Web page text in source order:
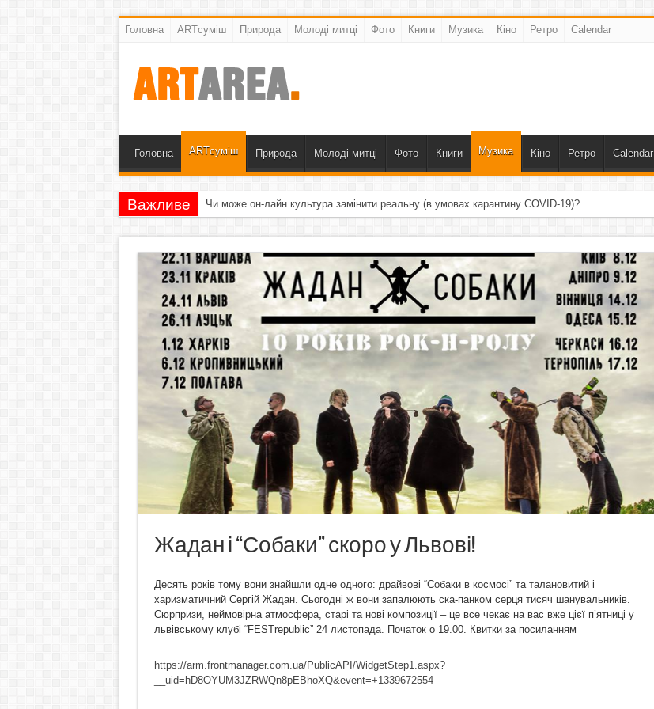
Головна ARTсуміш Природа Молоді митці Фото Книги Музика Кіно Ретро Calendar
Головна ARTсуміш Природа Молоді митці Фото Книги Музика Кіно Ретро Calendar
Важливе Чи може он-лайн культура замінити реальну (в умовах карантину COVID-19)?
Жадан і “Собаки” скоро у Львові!
Десять років тому вони знайшли одне одного: драйвові “Собаки в космосі” та талановитий і
харизматичний Сергій Жадан. Сьогодні ж вони запалюють ска-панком серця тисяч шанувальників.
Сюрпризи, неймовірна атмосфера, старі та нові композиції – це все чекає на вас вже цієї п’ятниці у
львівському клубі “FESTrepublic” 24 листопада. Початок о 19.00. Квитки за посиланням
https://arm.frontmanager.com.ua/PublicAPI/WidgetStep1.aspx?
__uid=hD8OYUM3JZRWQn8pEBhoXQ&event=+1339672554